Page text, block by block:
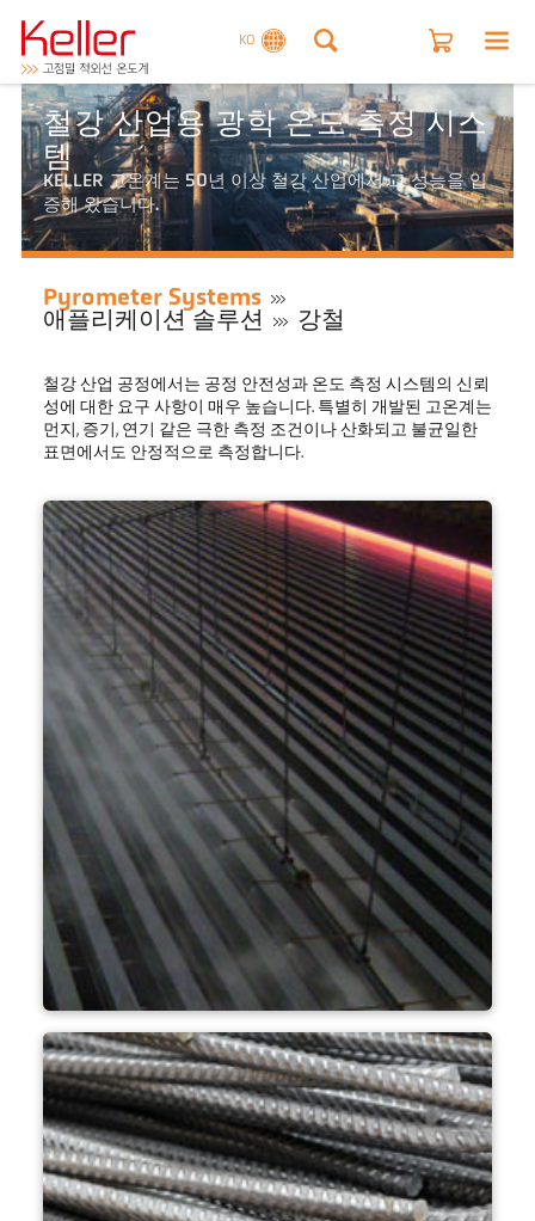
KO
철강 산업용 광학 온도 측정 시스
템
KELLER 고온계는 50년 이상 철강 산업에서 그 성능을 입
증해 왔습니다.
Pyrometer Systems
애플리케이션 솔루션
강철
철강 산업 공정에서는 공정 안전성과 온도 측정 시스템의 신뢰
성에 대한 요구 사항이 매우 높습니다. 특별히 개발된 고온계는
먼지, 증기, 연기 같은 극한 측정 조건이나 산화되고 불균일한
표면에서도 안정적으로 측정합니다.
압연기 냉각 베드